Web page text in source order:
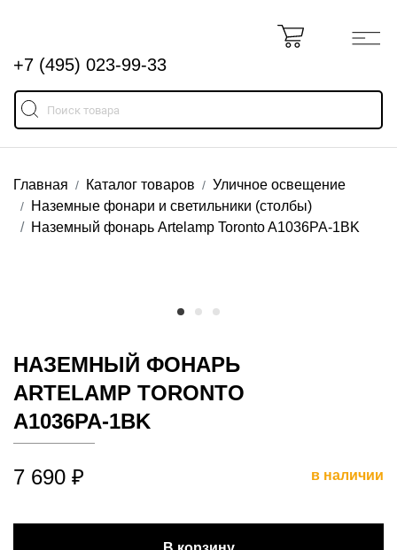
+7 (495) 023-99-33
Главная Каталог товаров
Уличное освещение
Наземные фонари и светильники (столбы)
Наземный фонарь Artelamp Toronto A1036PA-1BK
НАЗЕМНЫЙ ФОНАРЬ
ARTELAMP TORONTO
A1036PA-1BK
7 690 ₽ в наличии